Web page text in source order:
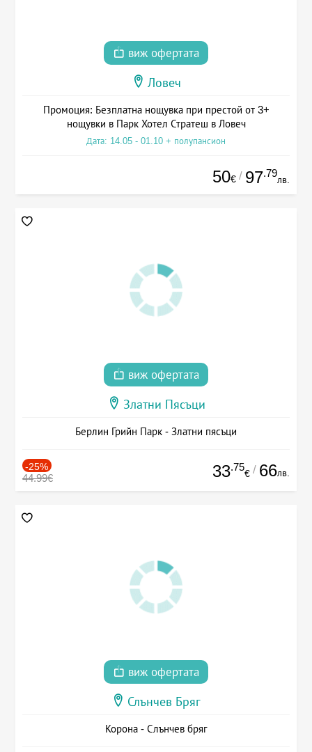
виж офертата
Ловеч
Промоция: Безплатна нощувка при престой от 3+
нощувки в Парк Хотел Стратеш в Ловеч
Дата: 14.05 - 01.10 + полупансион
50€ / 97.79
лв.
виж офертата
Златни Пясъци
Берлин Грийн Парк - Златни пясъци
-25%
44.99€ 33.75
€ / 66лв.
виж офертата
Слънчев Бряг
Корона - Слънчев бряг